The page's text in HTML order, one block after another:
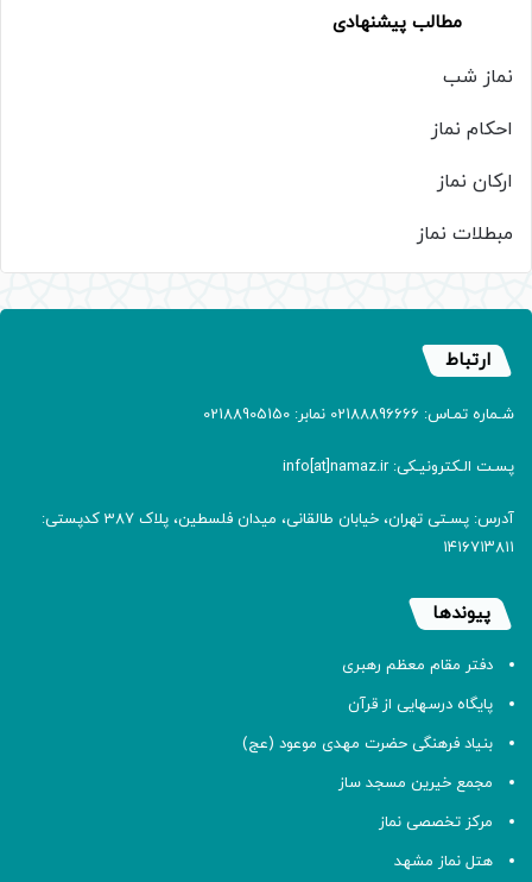
مطالب پیشنهادی
نماز شب
احکام نماز
ارکان نماز
مبطلات نماز
ارتباط
شـماره تمـاس: 02188896666 نمابر: 02188905150
پسـت الـکترونیـکی: info[at]namaz.ir
آدرس: پسـتی تهران، خیابان طالقانی، میدان فلسطین، پلاک 387 کدپستی:
۱۴۱۶۷۱۳۸۱۱
پیوندها
دفتر مقام معظم رهبری
پایگاه درسهایی از قرآن
بنیاد فرهنگی حضرت مهدی موعود (عج)
مجمع خیرین مسجد ساز
مرکز تخصصی نماز
هتل نماز مشهد